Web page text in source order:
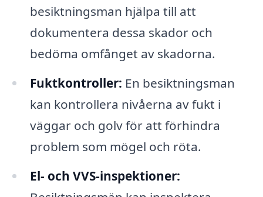
besiktningsman hjälpa till att
dokumentera dessa skador och
bedöma omfånget av skadorna.
Fuktkontroller: En besiktningsman
kan kontrollera nivåerna av fukt i
väggar och golv för att förhindra
problem som mögel och röta.
El- och VVS-inspektioner: